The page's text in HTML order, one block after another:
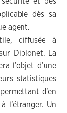
dès sa
agent.
diffusée à
Diplonet. La
l’objet d’une
statistiques
d’en
l’étranger. Un